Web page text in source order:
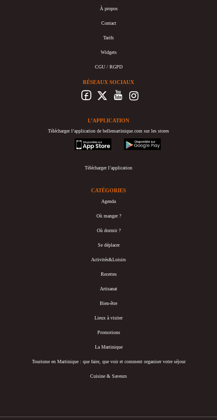
À propos
Contact
Tarifs
Widgets
CGU / RGPD
RÉSEAUX SOCIAUX
L’APPLICATION
Télécharger l’application de bellemartinique.com sur les stores
appstore
googleplay
Télécharger l’application
CATÉGORIES
Agenda
Où manger ?
Où dormir ?
Se déplacer
Activités&Loisirs
Recettes
Artisanat
Bien-être
Lieux à visiter
Promotions
La Martinique
Tourisme en Martinique : que faire, que voir et comment organiser votre séjour
Cuisine & Saveurs